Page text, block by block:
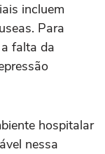
incluem
Para
falta da
hospitalar
nessa